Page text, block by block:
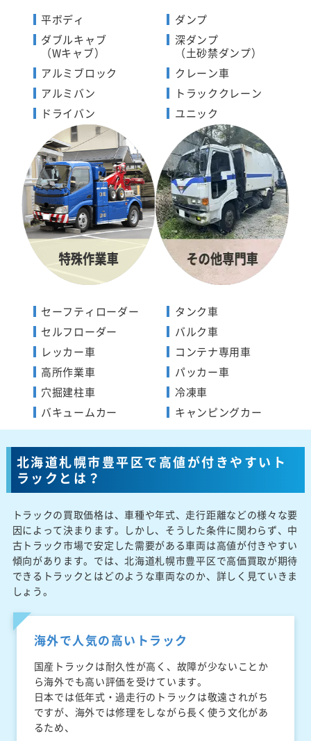
平ボディ
ダブルキャブ
（Wキャブ）
アルミブロック
アルミバン
ドライバン
ダンプ
深ダンプ
（土砂禁ダンプ）
クレーン車
トラッククレーン
ユニック
セーフティローダー
セルフローダー
レッカー車
高所作業車
穴掘建柱車
バキュームカー
タンク車
バルク車
コンテナ専用車
パッカー車
冷凍車
キャンピングカー
北海道札幌市豊平区で高値が付きやすいト
ラックとは？
トラックの買取価格は、車種や年式、走行距離などの様々な要
因によって決まります。しかし、そうした条件に関わらず、中
古トラック市場で安定した需要がある車両は高値が付きやすい
傾向があります。では、北海道札幌市豊平区で高価買取が期待
できるトラックとはどのような車両なのか、詳しく見ていきま
しょう。
海外で人気の高いトラック
国産トラックは耐久性が高く、故障が少ないことか
ら海外でも高い評価を受けています。
日本では低年式・過走行のトラックは敬遠されがち
ですが、海外では修理をしながら長く使う文化があ
るため、